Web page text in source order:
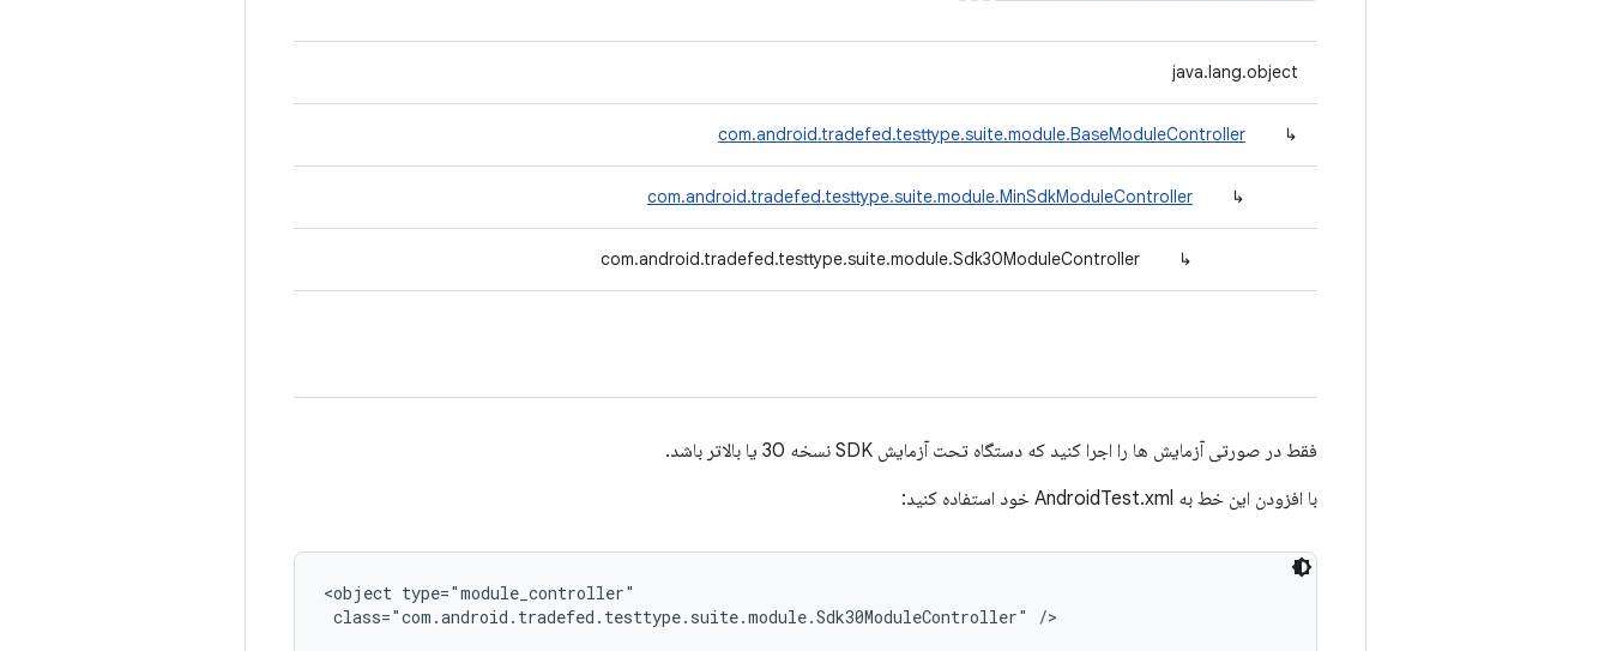
java.lang.object
↳
com.android.tradefed.testtype.suite.module.BaseModuleController
↳
com.android.tradefed.testtype.suite.module.MinSdkModuleController
↳
com.android.tradefed.testtype.suite.module.Sdk30ModuleController
فقط در صورتی آزمایش ها را اجرا کنید که دستگاه تحت آزمایش SDK نسخه 30 یا بالاتر باشد.
با افزودن این خط به AndroidTest.xml خود استفاده کنید:
<object type="module_controller"
class="com.android.tradefed.testtype.suite.module.Sdk30ModuleController" />